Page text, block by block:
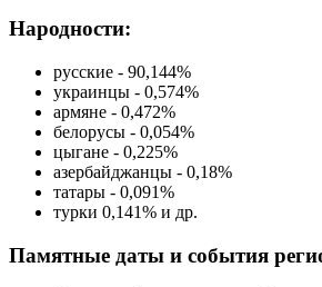
Народности:
русские - 90,144%
украинцы - 0,574%
армяне - 0,472%
белорусы - 0,054%
цыгане - 0,225%
азербайджанцы - 0,18%
татары - 0,091%
турки 0,141% и др.
Памятные даты и события